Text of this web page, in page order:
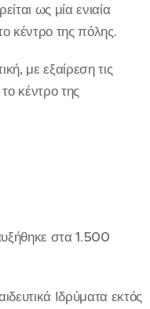
ως μία ενιαία
κέντρο της πόλης.
με εξαίρεση τις
κέντρο της
στα 1.500
Ιδρύματα εκτός